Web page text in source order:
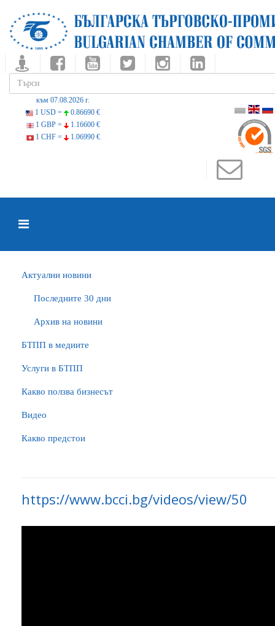
към 07.08.2026 г.
1 USD =
0.86690 €
1 GBP =
1.16600 €
1 CHF =
1.06990 €
Актуални новини
Последните 30 дни
Архив на новини
БTПП в медиите
Услуги в БТПП
Какво ползва бизнесът
Видео
Какво предстои
https://www.bcci.bg/videos/view/50